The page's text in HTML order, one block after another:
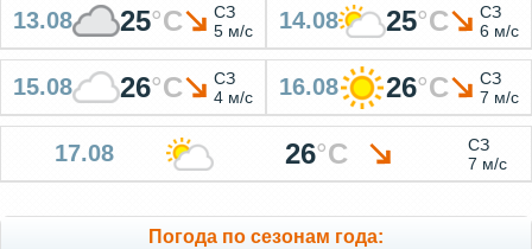
13.08 25°C
СЗ
5 м/с
14.08 25°C
СЗ
6 м/с
15.08 26°C
СЗ
4 м/с
16.08 26°C
СЗ
7 м/с
17.08 26°C
СЗ
7 м/с
Погода по сезонам года: